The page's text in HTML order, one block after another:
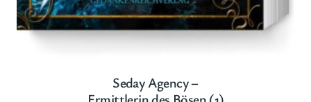
Seday Agency –